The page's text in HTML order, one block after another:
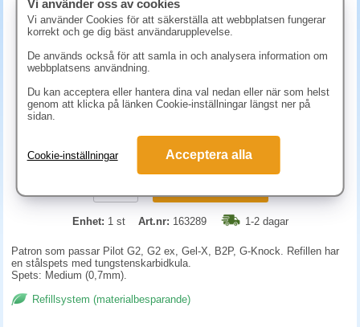
24.90 kr (inkl. moms)
Enhet: 1 st Art.nr: 163289 1-2 dagar
Patron som passar Pilot G2, G2 ex, Gel-X, B2P, G-Knock. Refillen har
en stålspets med tungstenskarbidkula.
Spets: Medium (0,7mm).
Refillsystem (materialbesparande)
Vi använder oss av cookies
Vi använder Cookies för att säkerställa att webbplatsen fungerar
korrekt och ge dig bäst användarupplevelse.
De används också för att samla in och analysera information om
webbplatsens användning.
Du kan acceptera eller hantera dina val nedan eller när som helst
genom att klicka på länken Cookie-inställningar längst ner på
sidan.
Cookie-inställningar Acceptera alla